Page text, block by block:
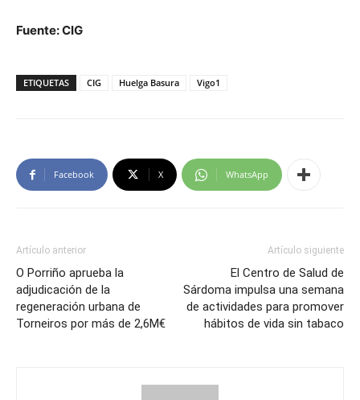
Fuente: CIG
ETIQUETAS CIG Huelga Basura Vigo1
Facebook X WhatsApp
Artículo anterior
O Porriño aprueba la
adjudicación de la
regeneración urbana de
Torneiros por más de 2,6M€
Artículo siguiente
El Centro de Salud de
Sárdoma impulsa una semana
de actividades para promover
hábitos de vida sin tabaco